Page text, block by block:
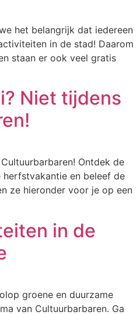
het belangrijk dat iedereen
in de stad! Daarom
staan er ook veel gratis
Niet tijdens
Ontdek de
herfstvakantie en beleef de
ze hieronder voor je op een
in de
groene en duurzame
van Cultuurbarbaren. Ga